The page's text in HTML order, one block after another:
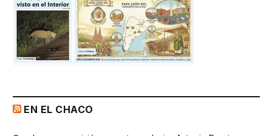
EN EL CHACO